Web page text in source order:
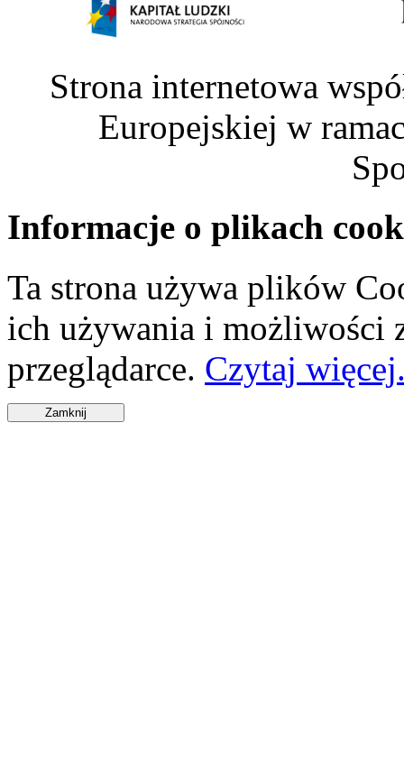
Strona internetowa
Europejskiej w
Informacje o plikach
Ta strona używa plików
ich używania i możliwości
przeglądarce. Czytaj